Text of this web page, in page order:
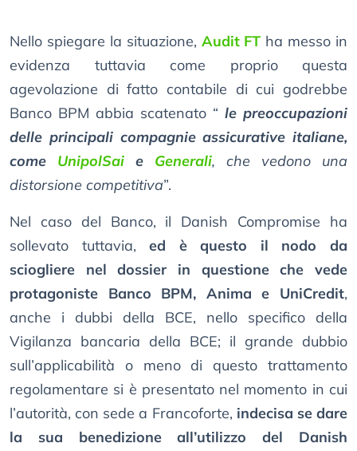
Nello spiegare la situazione, Audit FT ha messo in
evidenza tuttavia come proprio questa
agevolazione di fatto contabile di cui godrebbe
Banco BPM abbia scatenato “ le preoccupazioni
delle principali compagnie assicurative italiane,
come UnipolSai e Generali, che vedono una
distorsione competitiva”.
Nel caso del Banco, il Danish Compromise ha
sollevato tuttavia,ed è questo il nodo da
sciogliere nel dossier in questione che vede
protagoniste Banco BPM, Anima e UniCredit,
anche i dubbi della BCE, nello specifico della
Vigilanza bancaria della BCE; il grande dubbio
sull’applicabilità o meno di questo trattamento
regolamentare si è presentato nel momento in cui
l’autorità, con sede a Francoforte, indecisa se dare
la sua benedizione all’utilizzo del Danish